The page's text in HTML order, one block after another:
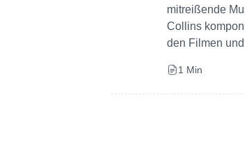
mitreißende
Collins
den Filmen
1 Min